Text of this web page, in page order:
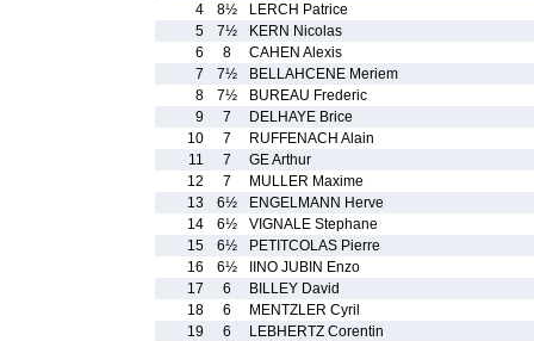
4
8½
LERCH Patrice
5
7½
KERN Nicolas
6
8
CAHEN Alexis
7
7½
BELLAHCENE Meriem
8
7½
BUREAU Frederic
9
7
DELHAYE Brice
10
7
RUFFENACH Alain
11
7
GE Arthur
12
7
MULLER Maxime
13
6½
ENGELMANN Herve
14
6½
VIGNALE Stephane
15
6½
PETITCOLAS Pierre
16
6½
IINO JUBIN Enzo
17
6
BILLEY David
18
6
MENTZLER Cyril
19
6
LEBHERTZ Corentin